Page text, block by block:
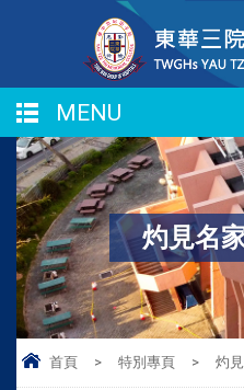
MENU
灼見名
首頁 > 特別專頁 > 灼